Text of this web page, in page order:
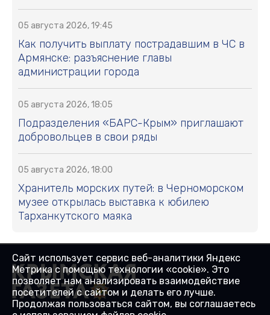
05 августа 2026, 19:45
Как получить выплату пострадавшим в ЧС в
Армянске: разъяснение главы
администрации города
05 августа 2026, 18:05
Подразделения «БАРС-Крым» приглашают
добровольцев в свои ряды
05 августа 2026, 18:00
Хранитель морских путей: в Черноморском
музее открылась выставка к юбилею
Тарханкутского маяка
Сайт использует сервис веб-аналитики Яндекс
Метрика с помощью технологии «cookie». Это
позволяет нам анализировать взаимодействие
посетителей с сайтом и делать его лучше.
Продолжая пользоваться сайтом, вы соглашаетесь